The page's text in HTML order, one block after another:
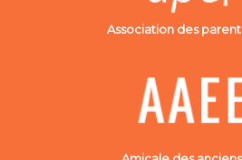
Association des